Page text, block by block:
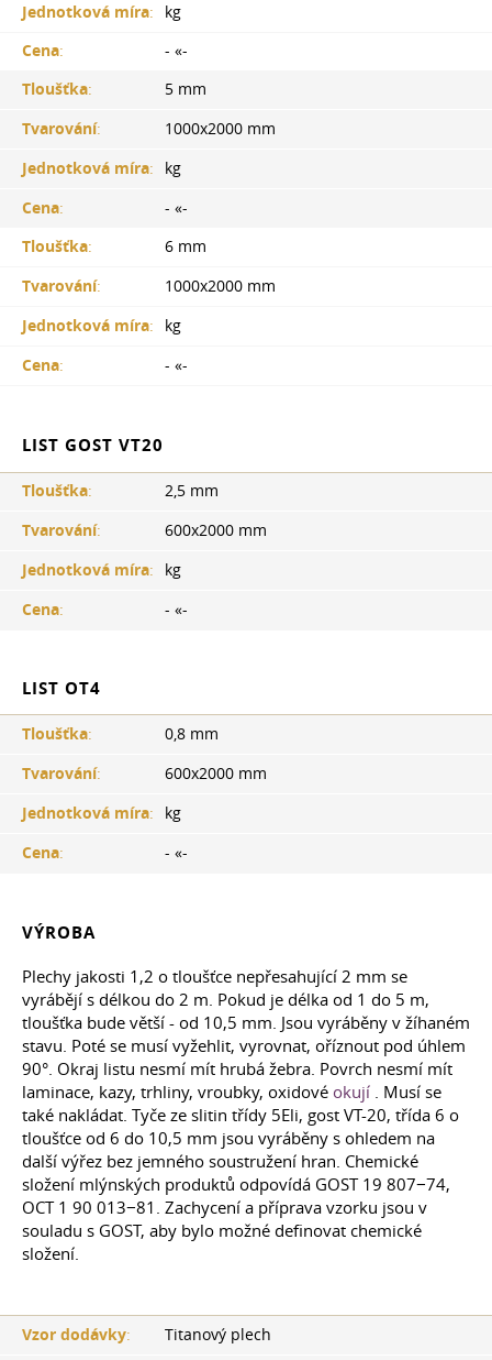
Jednotková míra:
kg
Cena:
- «-
Tloušťka:
5 mm
Tvarování:
1000x2000 mm
Jednotková míra:
kg
Cena:
- «-
Tloušťka:
6 mm
Tvarování:
1000x2000 mm
Jednotková míra:
kg
Cena: - «-
LIST GOST VТ20
Tloušťka:
2,5 mm
Tvarování:
600x2000 mm
Jednotková míra:
kg
Cena: - «-
LIST ОТ4
Tloušťka:
0,8 mm
Tvarování:
600x2000 mm
Jednotková míra:
kg
Cena: - «-
VÝROBA
Plechy jakosti 1,2 o tloušťce nepřesahující 2 mm se
vyrábějí s délkou do 2 m. Pokud je délka od 1 do 5 m,
tloušťka bude větší - od 10,5 mm. Jsou vyráběny v žíhaném
stavu. Poté se musí vyžehlit, vyrovnat, oříznout pod úhlem
90°. Okraj listu nesmí mít hrubá žebra. Povrch nesmí mít
laminace, kazy, trhliny, vroubky, oxidové okují . Musí se
také nakládat. Tyče ze slitin třídy 5Eli, gost VТ-20, třída 6 o
tloušťce od 6 do 10,5 mm jsou vyráběny s ohledem na
další výřez bez jemného soustružení hran. Chemické
složení mlýnských produktů odpovídá GOST 19 807−74,
ОСТ 1 90 013−81. Zachycení a příprava vzorku jsou v
souladu s GOST, aby bylo možné definovat chemické
složení.
Vzor dodávky: Titanový plech